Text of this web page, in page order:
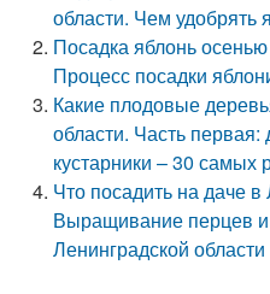
области. Чем удобрять
Посадка яблонь
Процесс посадки
Какие плодовые
области. Часть
кустарники – 30 самых
Что посадить на даче в
Выращивание перцев
Ленинградской области